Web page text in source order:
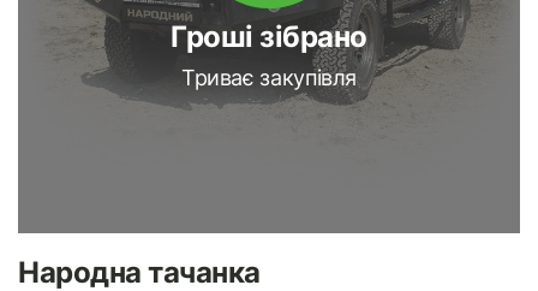
Гроші зібрано
Триває закупівля
Народна тачанка